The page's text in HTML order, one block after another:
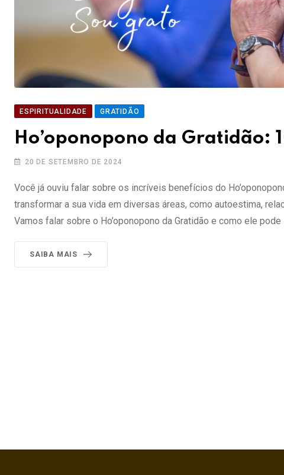
ESPIRITUALIDADE GRATIDÃO
Ho’oponopono da Gratidão:
20 DE SETEMBRO DE 2024
Você já ouviu falar sobre os incríveis benefícios do
transformar a sua vida em diversas áreas, como autoestima,
Vamos falar sobre o Ho’oponopono da Gratidão e como ele
SAIBA MAIS